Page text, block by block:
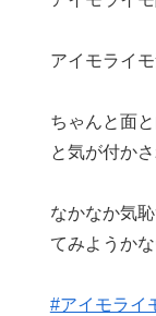
アイモライ
ちゃんと面
と気が付か
なかなか気
てみようか
#アイモライ